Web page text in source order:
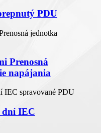
PDU
Prenosná
napájania
dní IEC